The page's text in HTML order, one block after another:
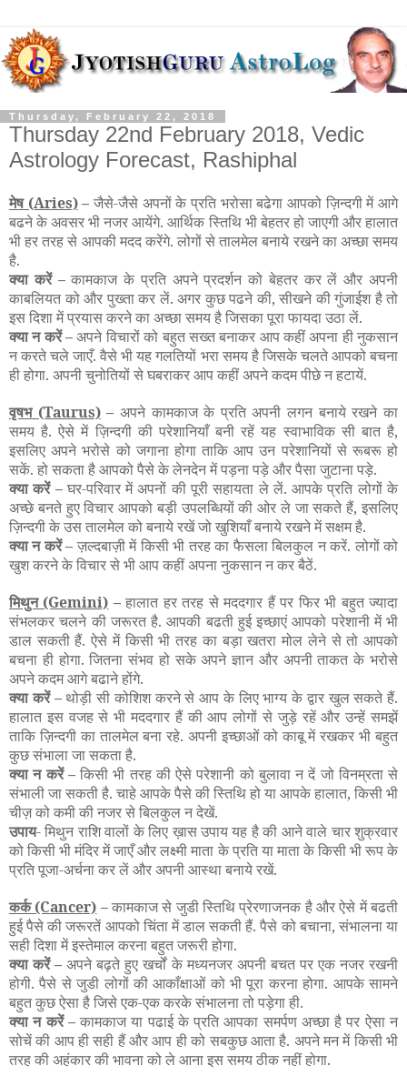
Thursday, February 22, 2018
Thursday 22nd February 2018, Vedic
Astrology Forecast, Rashiphal
मेष(Aries)– जैसे-जैसे अपनों के प्रति भरोसा बढेगा आपको ज़िन्दगी में आगे
बढने के अवसर भी नजर आयेंगे. आर्थिक स्तिथि भी बेहतर हो जाएगी और हालात
भी हर तरह से आपकी मदद करेंगे. लोगों से तालमेल बनाये रखने का अच्छा समय
है.
क्या करें –कामकाज के प्रति अपने प्रदर्शन को बेहतर कर लें और अपनी
काबलियत को और पुख्ता कर लें. अगर कुछ पढने की, सीखने की गुंजाईश है तो
इस दिशा में प्रयास करने का अच्छा समय है जिसका पूरा फायदा उठा लें.
क्या न करें –अपने विचारों को बहुत सख्त बनाकर आप कहीं अपना ही नुकसान
न करते चले जाएँ. वैसे भी यह गलतियों भरा समय है जिसके चलते आपको बचना
ही होगा. अपनी चुनोतियों से घबराकर आप कहीं अपने कदम पीछे न हटायें.
वृषभ(Taurus)– अपने कामकाज के प्रति अपनी लगन बनाये रखने का
समय है. ऐसे में ज़िन्दगी की परेशानियाँ बनी रहें यह स्वाभाविक सी बात है,
इसलिए अपने भरोसे को जगाना होगा ताकि आप उन परेशानियों से रूबरू हो
सकें. हो सकता है आपको पैसे के लेनदेन में पड़ना पड़े और पैसा जुटाना पड़े.
क्या करें – घर-परिवार में अपनों की पूरी सहायता ले लें. आपके प्रति लोगों के
अच्छे बनते हुए विचार आपको बड़ी उपलब्धियों की ओर ले जा सकते हैं, इसलिए
ज़िन्दगी के उस तालमेल को बनाये रखें जो खुशियाँ बनाये रखने में सक्षम है.
क्या न करें – ज़ल्दबाज़ी में किसी भी तरह का फैसला बिलकुल न करें. लोगों को
खुश करने के विचार से भी आप कहीं अपना नुकसान न कर बैठें.
मिथुन(Gemini) – हालात हर तरह से मददगार हैं पर फिर भी बहुत ज्यादा
संभलकर चलने की जरूरत है. आपकी बढती हुई इच्छाएं आपको परेशानी में भी
डाल सकती हैं. ऐसे में किसी भी तरह का बड़ा खतरा मोल लेने से तो आपको
बचना ही होगा. जितना संभव हो सके अपने ज्ञान और अपनी ताकत के भरोसे
अपने कदम आगे बढाने होंगे.
क्या करें – थोड़ी सी कोशिश करने से आप के लिए भाग्य के द्वार खुल सकते हैं.
हालात इस वजह से भी मददगार हैं की आप लोगों से जुड़े रहें और उन्हें समझें
ताकि ज़िन्दगी का तालमेल बना रहे. अपनी इच्छाओं को काबू में रखकर भी बहुत
कुछ संभाला जा सकता है.
क्या न करें – किसी भी तरह की ऐसे परेशानी को बुलावा न दें जो विनम्रता से
संभाली जा सकती है. चाहे आपके पैसे की स्तिथि हो या आपके हालात, किसी भी
चीज़ को कमी की नजर से बिलकुल न देखें.
उपाय- मिथुन राशि वालों के लिए ख़ास उपाय यह है की आने वाले चार शुक्रवार
को किसी भी मंदिर में जाएँ और लक्ष्मी माता के प्रति या माता के किसी भी रूप के
प्रति पूजा-अर्चना कर लें और अपनी आस्था बनाये रखें.
कर्क(Cancer) –कामकाज से जुडी स्तिथि प्रेरणाजनक है और ऐसे में बढती
हुई पैसे की जरूरतें आपको चिंता में डाल सकती हैं. पैसे को बचाना, संभालना या
सही दिशा में इस्तेमाल करना बहुत जरूरी होगा.
क्या करें –अपने बढ़ते हुए खर्चों के मध्यनजर अपनी बचत पर एक नजर रखनी
होगी. पैसे से जुडी लोगों की आकाँक्षाओं को भी पूरा करना होगा. आपके सामने
बहुत कुछ ऐसा है जिसे एक-एक करके संभालना तो पड़ेगा ही.
क्या न करें –कामकाज या पढाई के प्रति आपका समर्पण अच्छा है पर ऐसा न
सोचें की आप ही सही हैं और आप ही को सबकुछ आता है. अपने मन में किसी भी
तरह की अहंकार की भावना को ले आना इस समय ठीक नहीं होगा.